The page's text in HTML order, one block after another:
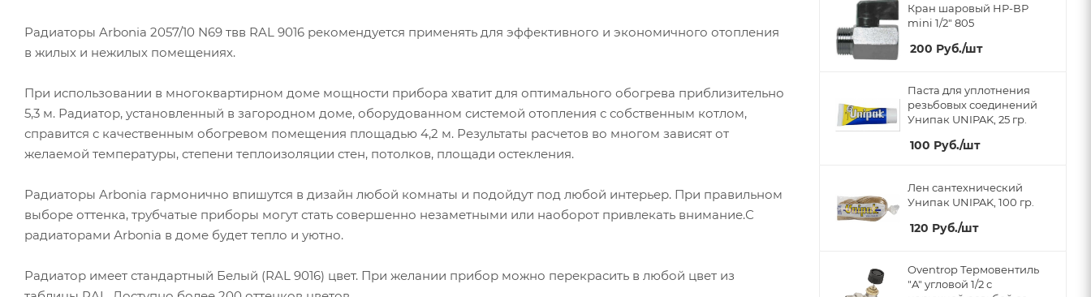
Радиаторы Arbonia 2057/10 N69 твв RAL 9016 рекомендуется применять для эффективного и экономичного отопления
в жилых и нежилых помещениях.
При использовании в многоквартирном доме мощности прибора хватит для оптимального обогрева приблизительно
5,3 м. Радиатор, установленный в загородном доме, оборудованном системой отопления с собственным котлом,
справится с качественным обогревом помещения площадью 4,2 м. Результаты расчетов во многом зависят от
желаемой температуры, степени теплоизоляции стен, потолков, площади остекления.
Радиаторы Arbonia гармонично впишутся в дизайн любой комнаты и подойдут под любой интерьер. При правильном
выборе оттенка, трубчатые приборы могут стать совершенно незаметными или наоборот привлекать внимание.С
радиаторами Аrbonia в доме будет тепло и уютно.
Радиатор имеет стандартный Белый (RAL 9016) цвет. При желании прибор можно перекрасить в любой цвет из
Кран шаровый НР-ВР
mini 1/2" 805
200 Руб./шт
Паста для уплотнения
резьбовых соединений
Унипак UNIPAK, 25 гр.
100 Руб./шт
Лен сантехнический
Унипак UNIPAK, 100 гр.
120 Руб./шт
Oventrop Термовентиль
"A" угловой 1/2 с